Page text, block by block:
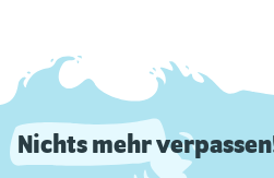
Nichts mehr